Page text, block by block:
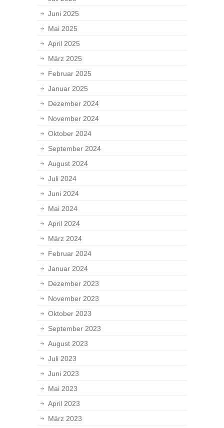
Juni 2025
Mai 2025
April 2025
März 2025
Februar 2025
Januar 2025
Dezember 2024
November 2024
Oktober 2024
September 2024
August 2024
Juli 2024
Juni 2024
Mai 2024
April 2024
März 2024
Februar 2024
Januar 2024
Dezember 2023
November 2023
Oktober 2023
September 2023
August 2023
Juli 2023
Juni 2023
Mai 2023
April 2023
März 2023